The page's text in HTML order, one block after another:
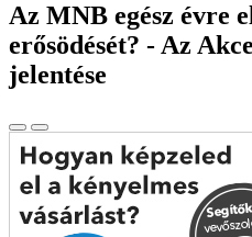
Az MNB egész évre
erősödését? - Az
jelentése